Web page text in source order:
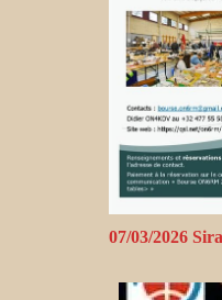
07/03/2026